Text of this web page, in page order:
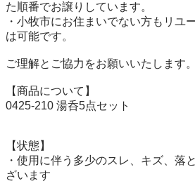
た順番でお譲りしています。
・小牧市にお住まいでない方もリユ
は可能です。
ご理解とご協力をお願いいたします。
【商品について】
0425-210 湯呑5点セット
【状態】
・使用に伴う多少のスレ、キズ、落
ざいます